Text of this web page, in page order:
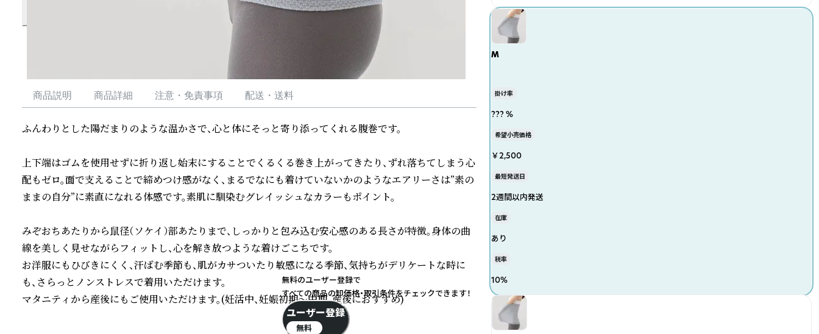
商品説明 商品詳細 注意・免責事項 配送・送料
ふんわりとした陽だまりのような温かさで、心と体にそっと寄り添ってくれる腹巻です。
上下端はゴムを使用せずに折り返し始末にすることでくるくる巻き上がってきたり、ずれ落ちてしまう心
配もゼロ。面で支えることで締めつけ感がなく、まるでなにも着けていないかのようなエアリーさは”素の
ままの自分”に素直になれる体感です。素肌に馴染むグレイッシュなカラーもポイント。
みぞおちあたりから鼠径（ソケイ）部あたりまで、しっかりと包み込む安心感のある長さが特徴。身体の曲
線を美しく⾒せながらフィットし、心を解き放つような着けごこちです。
お洋服にもひびきにくく、汗ばむ季節も、肌がカサついたり敏感になる季節、気持ちがデリケートな時に
も、さらっとノンストレスで着⽤いただけます。
マタニティから産後にもご使用いただけます。(妊活中、妊娠初期〜中期、産後におすすめ)
M
掛け率
??? %
希望小売価格
￥2,500
最短発送日
2週間以内発送
在庫
あり
税率
10%
無料のユーザー登録で
すべての商品の卸価格・取引条件をチェックできます！
ユーザー登録
無料